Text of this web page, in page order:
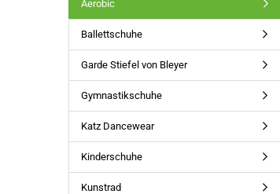
Aerobic
Ballettschuhe
Garde Stiefel von Bleyer
Gymnastikschuhe
Katz Dancewear
Kinderschuhe
Kunstrad